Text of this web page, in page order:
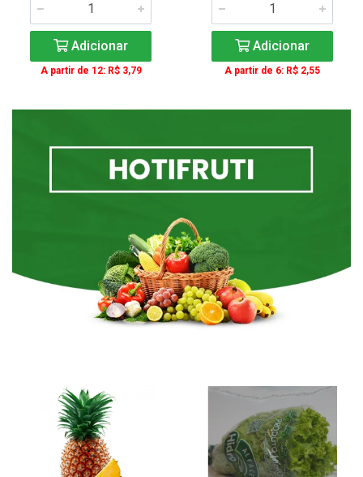
Adicionar
A partir de 12: R$ 3,79
Adicionar
A partir de 6: R$ 2,55